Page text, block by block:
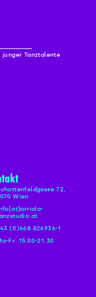
Tanztalente
72,
Wien
(0)668 826936-1
Fr: 15.00-21.30